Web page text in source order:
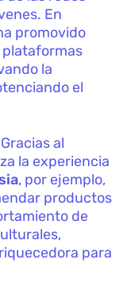
En
promovido
plataformas
la
el
Gracias al
la experiencia
, por ejemplo,
productos
de
para